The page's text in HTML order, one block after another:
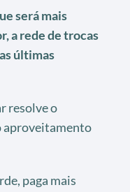
será mais
a rede de trocas
últimas
resolve o
aproveitamento
paga mais